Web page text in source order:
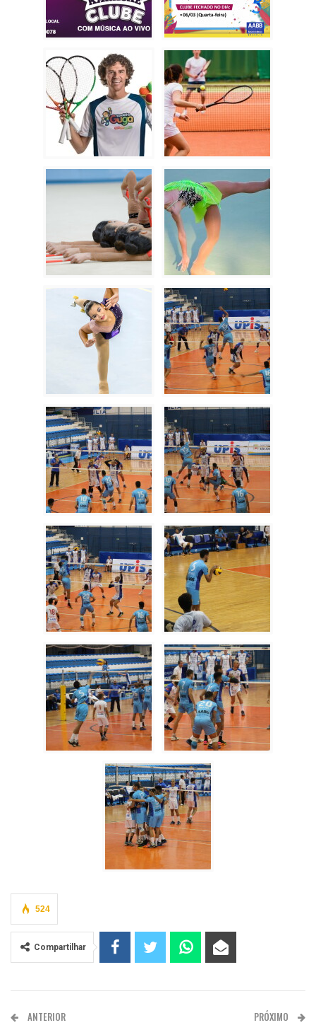
524
Compartilhar
ANTERIOR PRÓXIMO